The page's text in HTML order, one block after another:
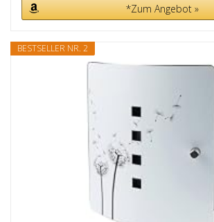
*Zum Angebot »
BESTSELLER NR. 2